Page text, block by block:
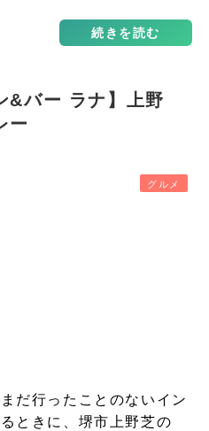
続きを読む
&バー ラナ】上野
ー
グルメ
だ行ったことのないイン
ときに、堺市上野芝の